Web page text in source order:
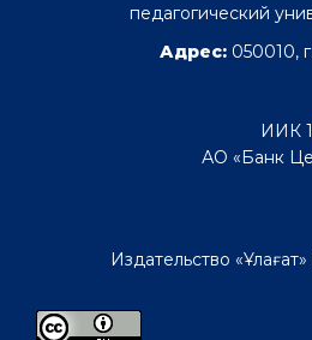
педагогический
Адрес: 050010,
ИИК
АО «Банк
Издательство